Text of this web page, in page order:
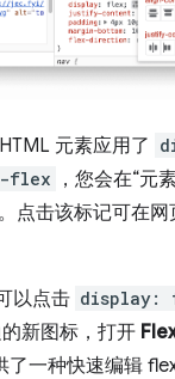
元素应用了
flex
，您会在“元
点击该标记可在
以点击 display:
新图标，打开
一种快速编辑